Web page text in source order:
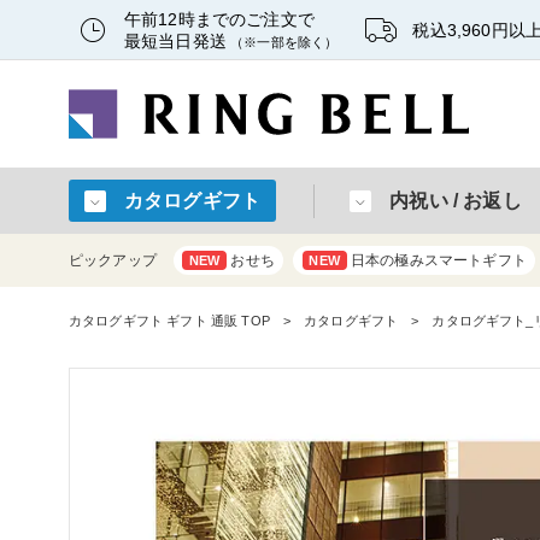
午前12時までのご注文で
最短当日発送
（※一部を除く）
税込3,960円以
カタログギフト 内祝い / お返し
ピックアップ NEW おせち NEW 日本の極みスマートギフト
カタログギフト ギフト 通販 TOP カタログギフト カタログギフト_